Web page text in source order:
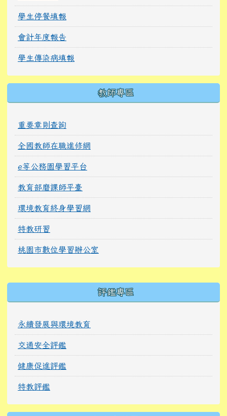
學生停餐填報
會計年度報告
學生傳染病填報
教師專區
重要章則查詢
全國教師在職進修網
e等公務園學習平台
教育部磨課師平臺
環境教育終身學習網
特教研習
桃園市數位學習辦公室
評鑑專區
永續發展與環境教育
交通安全評鑑
健康促進評鑑
特教評鑑